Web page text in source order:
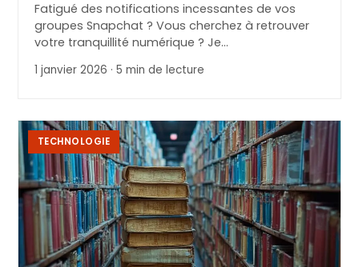
Fatigué des notifications incessantes de vos
groupes Snapchat ? Vous cherchez à retrouver
votre tranquillité numérique ? Je…
1 janvier 2026 · 5 min de lecture
TECHNOLOGIE